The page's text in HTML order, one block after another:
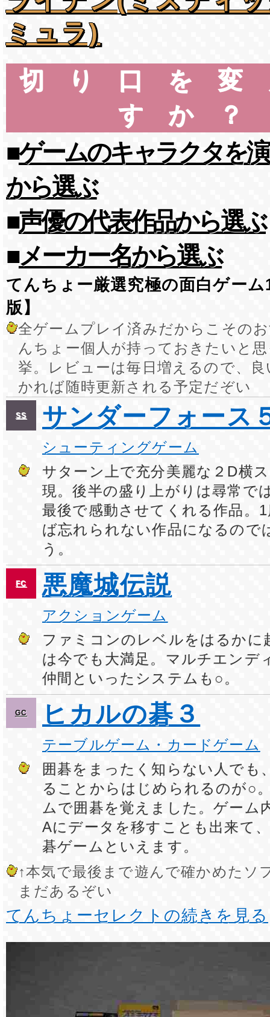
ミュラ)
切り口を
すか？
■ゲームのキャラクタを
から選ぶ
■声優の代表作品から選ぶ
■メーカー名から選ぶ
てんちょー厳選究極の面白ゲー
版】
全ゲームプレイ済みだからこその
んちょー個人が持っておきたいと
挙。レビューは毎日増えるので、
かれば随時更新される予定だぞい
SS サンダーフォース
シューティングゲーム
サターン上で充分美麗な２D横
現。後半の盛り上がりは尋常で
最後で感動させてくれる作品。
ば忘れられない作品になるので
う。
FC 悪魔城伝説
アクションゲーム
ファミコンのレベルをはるかに
は今でも大満足。マルチエンデ
仲間といったシステムも○。
GC ヒカルの碁３
テーブルゲーム・カードゲーム
囲碁をまったく知らない人でも
ることからはじめられるのが○
ムで囲碁を覚えました。ゲーム
Aにデータを移すことも出来て
碁ゲームといえます。
↑本気で最後まで遊んで確かめたソ
まだあるぞい
てんちょーセレクトの続きを見る